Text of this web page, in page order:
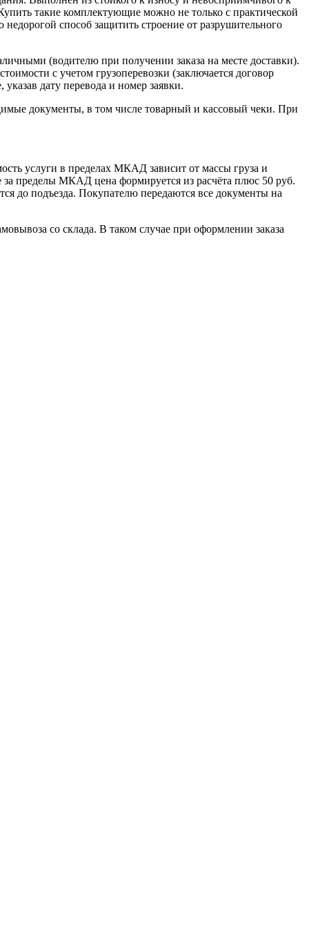
такие комплектующие можно не только с практической
способ защитить строение от разрушительного
(водителю при получении заказа на месте доставки).
с учетом грузоперевозки (заключается договор
дату перевода и номер заявки.
документы, в том числе товарный и кассовый чеки. При
услуги в пределах МКАД зависит от массы груза и
за пределы МКАД цена формируется из расчёта плюс 50 руб.
до подъезда. Покупателю передаются все документы на
со склада. В таком случае при оформлении заказа